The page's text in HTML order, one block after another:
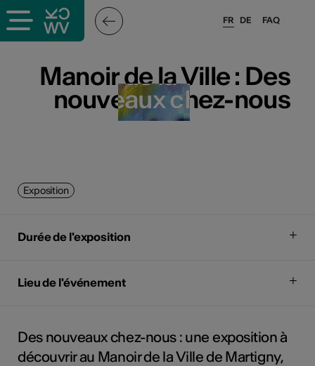
FAQ
FR DE
Manoir de la Ville : Des
nouveaux chez-nous
Manoir de la Ville : Des
nouveaux chez-nous
Exposition
Durée de l'exposition
Lieu de l'événement
Des nouveaux chez-nous : une exposition à
découvrir au Manoir de la Ville de Martigny,